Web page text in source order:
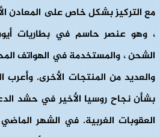
مع التركيز بشكل خاص على المعادن
، وهو عنصر حاسم في بطاريات أيون
الشحن ، والمستخدمة في الهواتف
والعديد من المنتجات الأخرى.
بشأن نجاح روسيا الأخير في حشد
العقوبات الغربية. في الشهر